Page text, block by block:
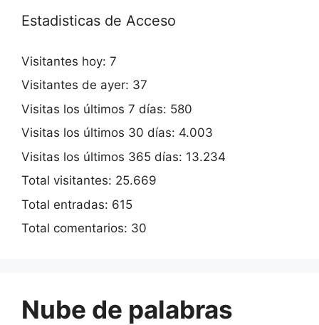
Estadisticas de Acceso
Visitantes hoy: 7
Visitantes de ayer: 37
Visitas los últimos 7 días: 580
Visitas los últimos 30 días: 4.003
Visitas los últimos 365 días: 13.234
Total visitantes: 25.669
Total entradas: 615
Total comentarios: 30
Nube de palabras